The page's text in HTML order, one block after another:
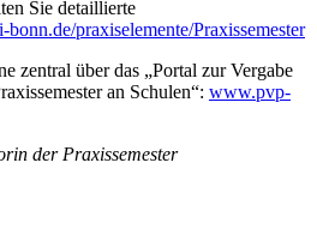
Sie detaillierte
praxiselemente/Praxissemester
zentral über das „Portal zur Vergabe
an Schulen“: www.pvp-
der Praxissemester